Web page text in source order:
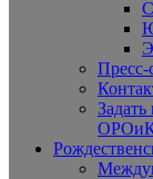
Пресс-